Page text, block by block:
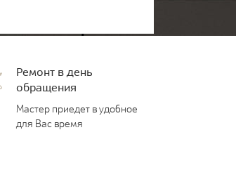
Ремонт в день
обращения
Мастер приедет в удобное
для Вас время